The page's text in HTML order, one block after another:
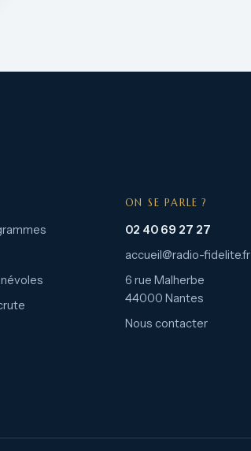
ON SE PARLE ?
02 40 69 27 27
accueil@radio-fidelite.fr
6 rue Malherbe
44000 Nantes
Nous contacter